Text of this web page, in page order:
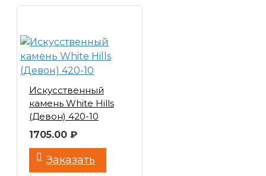
Искусственный
камень White Hills
(Девон) 420-10
1705.00 ₽
Заказать